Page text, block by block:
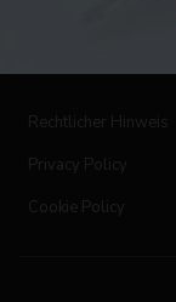
Rechtlicher Hinweis
Privacy Policy
Cookie Policy